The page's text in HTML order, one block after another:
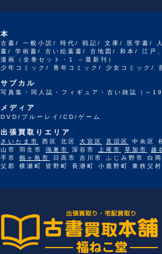
本
古書/ 一般小説/ 時代/ 戦記/ 文庫/ 医学書/
書/ 学術書/ 古い絵葉書/ 古地図/ 和本/ 江戸
漫画（全巻セット・1 ～最新刊）
少年コミック/ 青年コミック/ 少女コミック/
サブカル
写真集・同人誌・フィギュア・古い雑誌（～
メディア
DVD/ブルーレイ/CD/ゲーム
出張買取りエリア
さいたま市 西区 北区 大宮区 見沼区
中央区
山市 羽生市 鴻巣市 深谷市 上尾市 草加市
越
手市 鶴ヶ島市
日高市 吉川市 ふじみ野市 白
父郡 横瀬町 皆野町 長瀞町 小鹿野町 東秩父